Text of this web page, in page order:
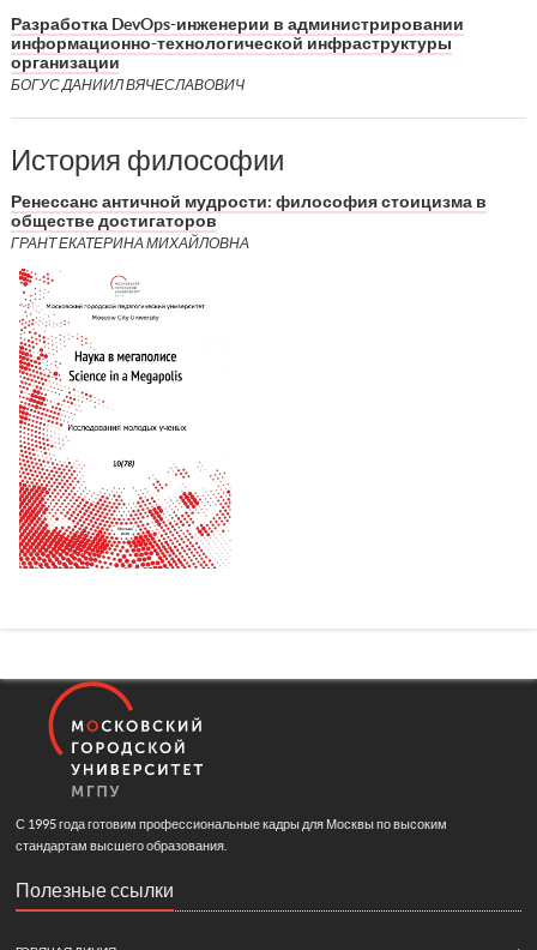
Разработка DevOps-инженерии в администрировании
информационно-технологической инфраструктуры
организации
БОГУС ДАНИИЛ ВЯЧЕСЛАВОВИЧ
История философии
Ренессанс античной мудрости: философия стоицизма в
обществе достигаторов
ГРАНТ ЕКАТЕРИНА МИХАЙЛОВНА
С 1995 года готовим профессиональные кадры для Москвы по высоким
стандартам высшего образования.
Полезные ссылки